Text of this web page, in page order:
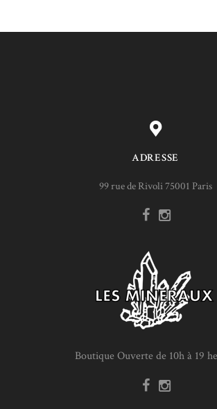
ADRESSE
99 rue de Rivoli 75001 Paris
Boutique Ouverte de 10h à 19